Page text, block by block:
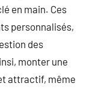
en main. Ces
personnalisés,
des
monter une
attractif, même